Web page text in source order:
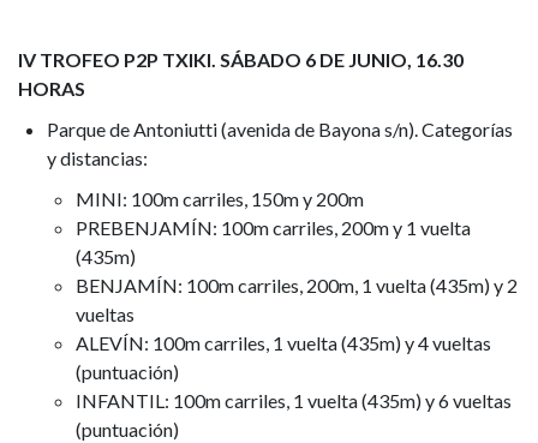
IV TROFEO P2P TXIKI. SÁBADO 6 DE JUNIO, 16.30
HORAS
Parque de Antoniutti (avenida de Bayona s/n). Categorías
y distancias:
MINI: 100m carriles, 150m y 200m
PREBENJAMÍN: 100m carriles, 200m y 1 vuelta
(435m)
BENJAMÍN: 100m carriles, 200m, 1 vuelta (435m) y 2
vueltas
ALEVÍN: 100m carriles, 1 vuelta (435m) y 4 vueltas
(puntuación)
INFANTIL: 100m carriles, 1 vuelta (435m) y 6 vueltas
(puntuación)